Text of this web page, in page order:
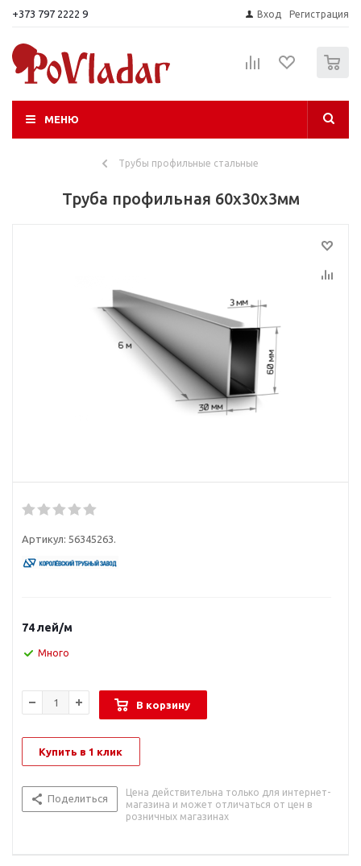
+373 797 2222 9 Вход Регистрация
МЕНЮ
Трубы профильные стальные
Труба профильная 60х30х3мм
Артикул: 56345263.
74лей/м
Много
В корзину
Купить в 1 клик
Поделиться
Цена действительна только для интернет-
магазина и может отличаться от цен в
розничных магазинах